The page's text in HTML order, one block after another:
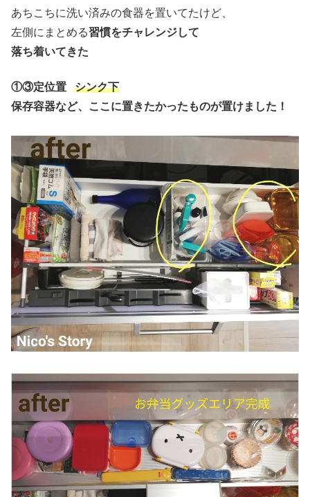
あちこちに洗い済みの食器を置いてたけど、
左側にまとめる習慣をチャレンジして
落ち着いてきた
①③定位置 シンク下
保存容器など、ここに置きたかったものが置けました！